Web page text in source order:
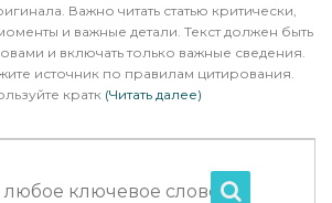
Важно читать статью критически,
и важные детали. Текст должен быть
и включать только важные сведения.
источник по правилам цитирования.
кратк (Читать далее)
ключевое слово